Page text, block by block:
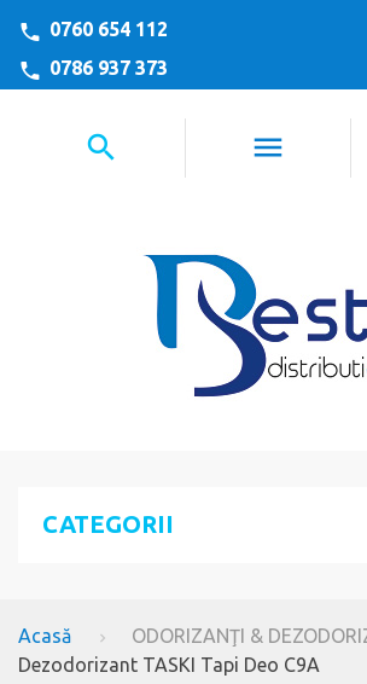
0760 654 112
0786 937 373
CATEGORII
Acasă
ODORIZANŢI &
Dezodorizant TASKI Tapi Deo C9A